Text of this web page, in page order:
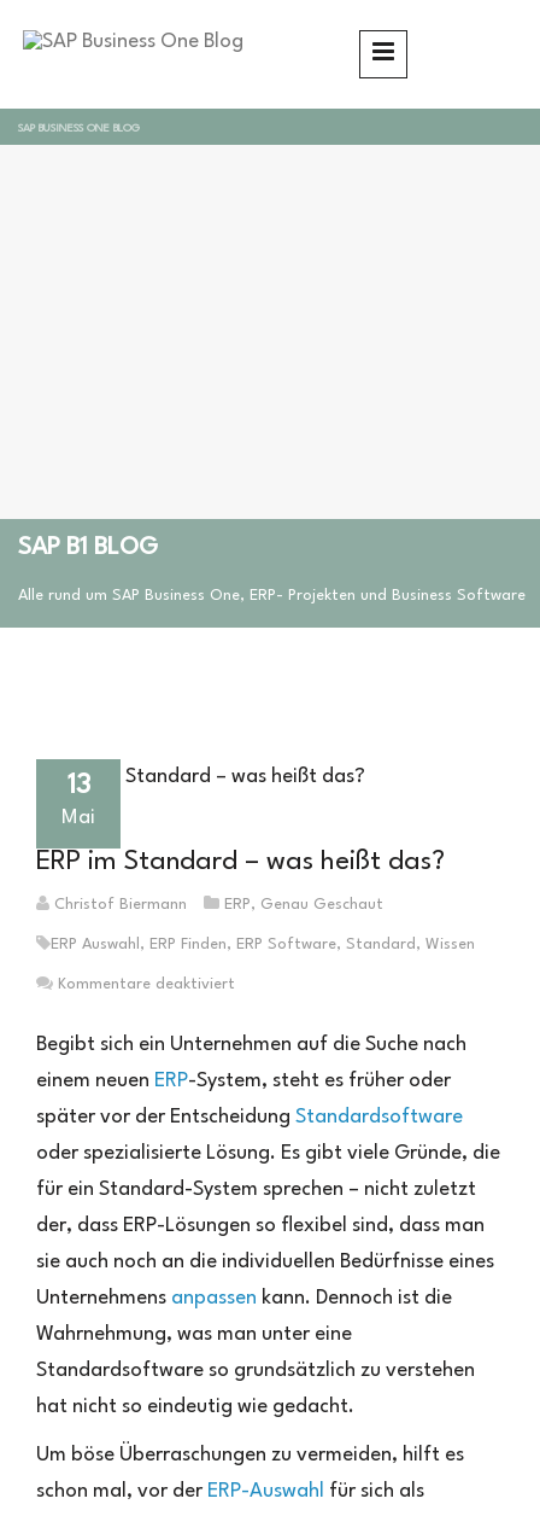
SAP BUSINESS ONE BLOG
SAP B1 BLOG
Alle rund um SAP Business One, ERP- Projekten und Business Software
13
Mai
ERP im Standard – was heißt das?
Christof Biermann ERP, Genau Geschaut
ERP Auswahl , ERP Finden, ERP Software, Standard , Wissen
Kommentare deaktiviert
im
–
was
das?
Begibt sich ein Unternehmen auf die Suche nach
einem neuen ERP-System, steht es früher oder
später vor der Entscheidung Standardsoftware
oder spezialisierte Lösung. Es gibt viele Gründe, die
für ein Standard-System sprechen – nicht zuletzt
der, dass ERP-Lösungen so flexibel sind, dass man
sie auch noch an die individuellen Bedürfnisse eines
Unternehmens anpassen kann. Dennoch ist die
Wahrnehmung, was man unter eine
Standardsoftware so grundsätzlich zu verstehen
hat nicht so eindeutig wie gedacht.
Um böse Überraschungen zu vermeiden, hilft es
schon mal, vor der ERP-Auswahl für sich als